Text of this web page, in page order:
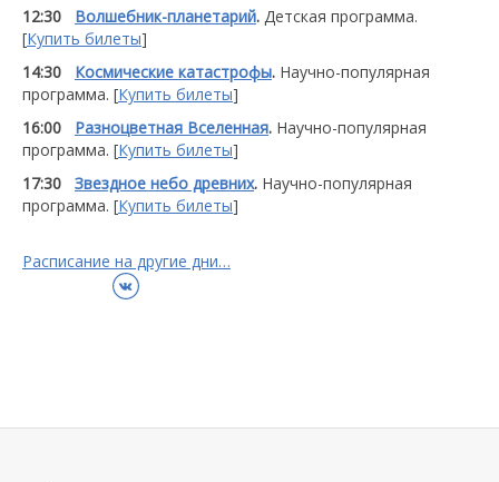
12:30 Волшебник-планетарий. Детская программа.
[Купить билеты]
14:30 Космические катастрофы. Научно-популярная
программа. [Купить билеты]
16:00 Разноцветная Вселенная. Научно-популярная
программа. [Купить билеты]
17:30 Звездное небо древних. Научно-популярная
программа. [Купить билеты]
Расписание на другие дни…
ВКонтакте